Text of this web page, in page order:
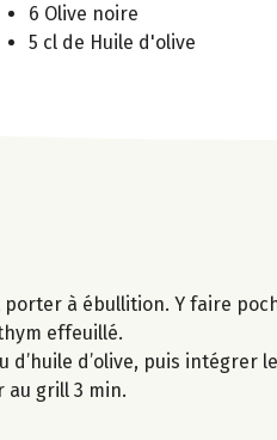
6 Olive noire
5 cl de Huile d'olive
à ébullition. Y faire
effeuillé.
d’olive, puis intégrer
grill 3 min.